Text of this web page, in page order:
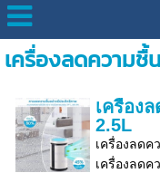
เครื่องลดความ
เครื่อง
2.5L
เครื่องลดค
เครื่องลด